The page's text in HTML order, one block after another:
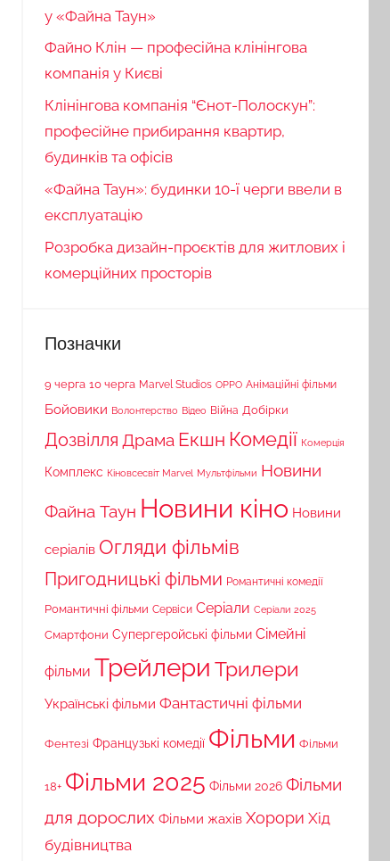
у «Файна Таун»
Файно Клін — професійна клінінгова
компанія у Києві
Клінінгова компанія “Єнот-Полоскун”:
професійне прибирання квартир,
будинків та офісів
«Файна Таун»: будинки 10-ї черги ввели в
експлуатацію
Розробка дизайн-проєктів для житлових і
комерційних просторів
Позначки
9 черга 10 черга Marvel Studios OPPO Анімаційні фільми
Бойовики Волонтерство Відео Війна Добірки
Дозвілля Драма Екшн Комедії Комерція
Комплекс Кіновсесвіт Marvel Мультфільми Новини
Файна Таун Новини кіно Новини
серіалів Огляди фільмів
Пригодницькі фільми Романтичні комедії
Романтичні фільми Сервіси Серіали Серіали 2025
Смартфони Супергеройські фільми Сімейні
фільми Трейлери Трилери
Українські фільми Фантастичні фільми
Фентезі Французькі комедії Фільми Фільми
18+ Фільми 2025 Фільми 2026 Фільми
для дорослих Фільми жахів Хорори Хід
будівництва